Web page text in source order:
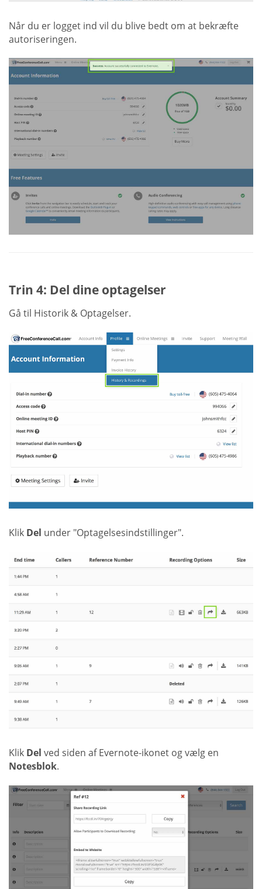
Når du er logget ind vil du blive bedt om at bekræfte
autoriseringen.
Trin 4: Del dine optagelser
Gå til Historik & Optagelser.
Klik Del under "Optagelsesindstillinger".
Klik Del ved siden af Evernote-ikonet og vælg en
Notesblok.